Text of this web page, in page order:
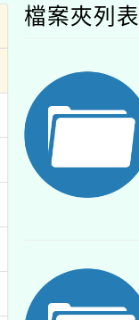
檔案夾列表